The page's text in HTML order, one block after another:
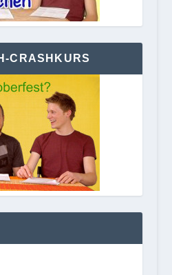
CRASHKURS